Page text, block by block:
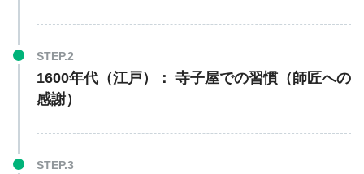
1600年代（江戸）： 寺子屋での習慣（師匠への
感謝）